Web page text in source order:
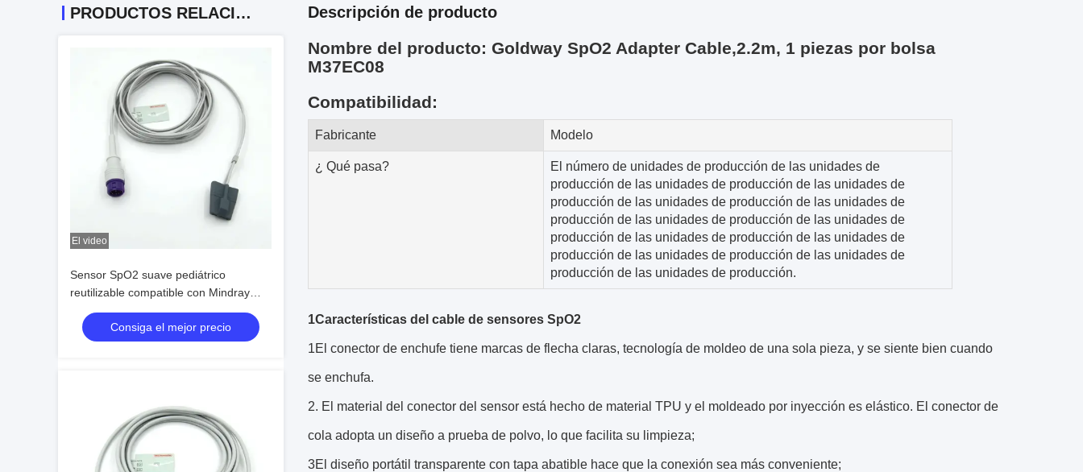
PRODUCTOS RELACIONADOS
El video
Sensor SpO2 suave pediátrico
reutilizable compatible con Mindray
Epm15, accesorios para monitor,
fabricante.Consiga el mejor precio
Descripción de producto
Nombre del producto: Goldway SpO2 Adapter Cable,2.2m, 1 piezas por bolsa
M37EC08
Compatibilidad:
Fabricante Modelo
¿ Qué pasa?
El número de unidades de producción de las unidades de
producción de las unidades de producción de las unidades de
producción de las unidades de producción de las unidades de
producción de las unidades de producción de las unidades de
producción de las unidades de producción de las unidades de
producción de las unidades de producción de las unidades de
producción de las unidades de producción.
1Características del cable de sensores SpO2
1El conector de enchufe tiene marcas de flecha claras, tecnología de moldeo de una sola pieza, y se siente bien cuando
se enchufa.
2. El material del conector del sensor está hecho de material TPU y el moldeado por inyección es elástico. El conector de
cola adopta un diseño a prueba de polvo, lo que facilita su limpieza;
3El diseño portátil transparente con tapa abatible hace que la conexión sea más conveniente;